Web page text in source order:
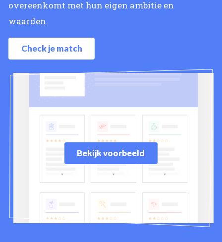
overeenkomt met hun eigen ambitie en
waarden.
Check je match
Bekijk voorbeeld